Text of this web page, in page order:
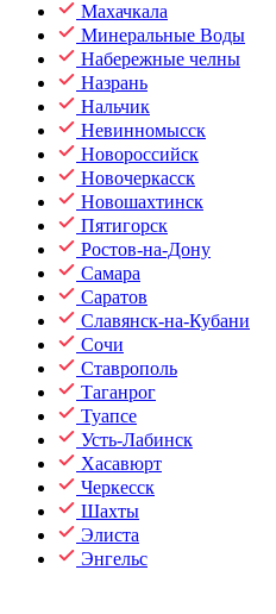
Махачкала
Минеральные Воды
Набережные челны
Назрань
Нальчик
Невинномысск
Новороссийск
Новочеркасск
Новошахтинск
Пятигорск
Ростов-на-Дону
Самара
Саратов
Славянск-на-Кубани
Сочи
Ставрополь
Таганрог
Туапсе
Усть-Лабинск
Хасавюрт
Черкесск
Шахты
Элиста
Энгельс